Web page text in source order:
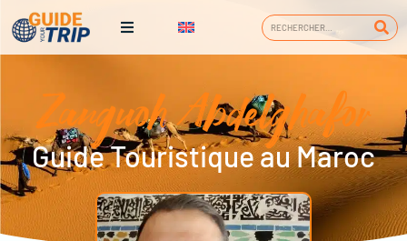
Zanguoh Abdelghafor
Guide Touristique au Maroc